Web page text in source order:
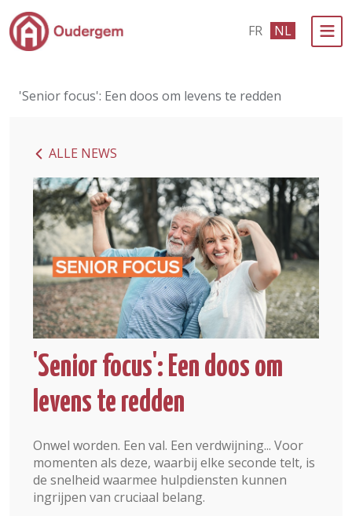
Ga naar de hoofdinhoud FR NL
eLoket
Leven in Oudergem
In 1 klik
'Senior focus': Een doos om levens te redden
ALLE NEWS
'Senior focus': Een doos om
levens te redden
Onwel worden. Een val. Een verdwijning... Voor
momenten als deze, waarbij elke seconde telt, is
de snelheid waarmee hulpdiensten kunnen
ingrijpen van cruciaal belang.